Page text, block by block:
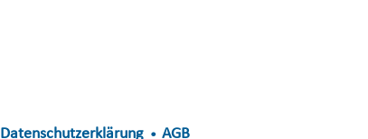
Datenschutzerklärung • AGB